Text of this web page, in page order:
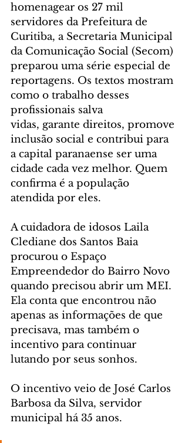
homenagear os 27 mil
servidores da Prefeitura de
Curitiba, a Secretaria Municipal
da Comunicação Social (Secom)
preparou uma série especial de
reportagens. Os textos mostram
como o trabalho desses
profissionais salva
vidas, garante direitos, promove
inclusão social e contribui para
a capital paranaense ser uma
cidade cada vez melhor. Quem
confirma é a população
atendida por eles.
A cuidadora de idosos Laila
Clediane dos Santos Baia
procurou o Espaço
Empreendedor do Bairro Novo
quando precisou abrir um MEI.
Ela conta que encontrou não
apenas as informações de que
precisava, mas também o
incentivo para continuar
lutando por seus sonhos.
O incentivo veio de José Carlos
Barbosa da Silva, servidor
municipal há 35 anos.